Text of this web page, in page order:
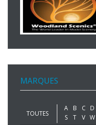
MARQUES
TOUTES
A B C D
S
T V W